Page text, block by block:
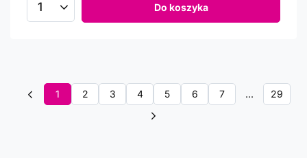
Ilość produktów Do koszyka
1 2 3 4 5 6 7 ... 29